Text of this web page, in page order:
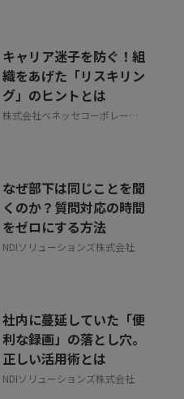
キャリア迷子を防ぐ！組
織をあげた「リスキリン
グ」のヒントとは
株式会社ベネッセコーポレーシ
なぜ部下は同じことを聞
くのか？質問対応の時間
をゼロにする方法
NDIソリューションズ株式会社
社内に蔓延していた「便
利な録画」の落とし穴。
正しい活用術とは
NDIソリューションズ株式会社